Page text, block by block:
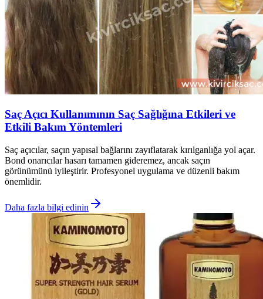
Saç Açıcı Kullanımının Saç Sağlığına Etkileri ve
Etkili Bakım Yöntemleri
Saç açıcılar, saçın yapısal bağlarını zayıflatarak kırılganlığa yol açar.
Bond onarıcılar hasarı tamamen gideremez, ancak saçın
görünümünü iyileştirir. Profesyonel uygulama ve düzenli bakım
önemlidir.
Daha fazla bilgi edinin